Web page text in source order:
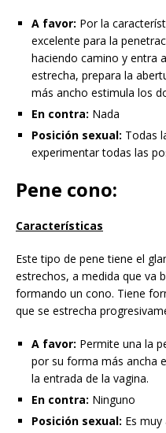
A favor: Por la
excelente para la
haciendo camino y entra
estrecha, prepara la
más ancho estimula los
En contra: Nada
Posición sexual: Todas
experimentar todas las
Pene cono:
Características
Este tipo de pene tiene el
estrechos, a medida que va
formando un cono. Tiene
que se estrecha
A favor: Permite una la
por su forma más ancha
la entrada de la vagina.
En contra: Ninguno
Posición sexual: Es